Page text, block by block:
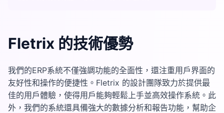
Fletrix 的技術優勢
我們的ERP系統不僅強調功能的全面性，還注重用戶界面的
友好性和操作的便捷性。Fletrix 的設計團隊致力於提供最
佳的用戶體驗，使得用戶能夠輕鬆上手並高效操作系統。此
外，我們的系統還具備強大的數據分析和報告功能，幫助企